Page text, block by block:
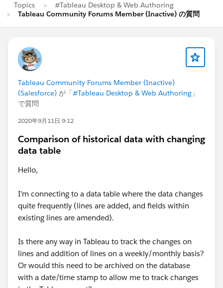
Topics
#Tableau Desktop & Web Authoring
Tableau Community Forums Member (Inactive) の質問
Tableau Community Forums Member (Inactive)
(Salesforce) が「#Tableau Desktop & Web Authoring 」
で質問
2020年9月11日 9:12
Comparison of historical data with changing
data table
Hello,
I'm connecting to a data table where the data changes
quite frequently​ (lines are added, and fields within
existing lines are amended).
Is there any way in Tableau to track the changes on
lines and addition of lines on a weekly/monthly basis?
Or would this need to be archived on the database
with a date/time stamp to allow me to track changes